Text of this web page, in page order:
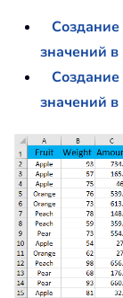
значений в
значений в